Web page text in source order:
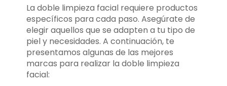
La doble limpieza facial requiere productos
específicos para cada paso. Asegúrate de
elegir aquellos que se adapten a tu tipo de
piel y necesidades. A continuación, te
presentamos algunas de las mejores
marcas para realizar la doble limpieza
facial: